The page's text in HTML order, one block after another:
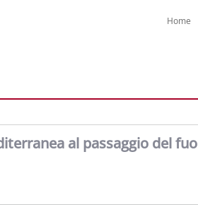
Home
al passaggio del